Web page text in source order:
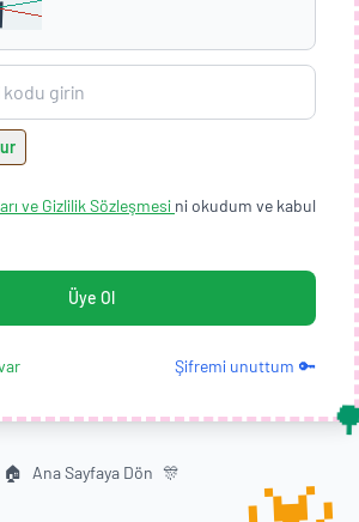
ve Gizlilik Sözleşmesi ni okudum ve kabul
Üye Ol
Şifremi unuttum 🔑
🏠 Ana Sayfaya Dön 🎊